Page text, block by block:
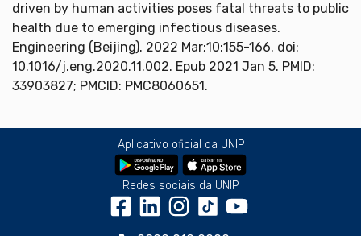
driven by human activities poses fatal threats to public
health due to emerging infectious diseases.
Engineering (Beijing). 2022 Mar;10:155-166. doi:
10.1016/j.eng.2020.11.002. Epub 2021 Jan 5. PMID:
33903827; PMCID: PMC8060651.
Aplicativo oficial da UNIP
Redes sociais da UNIP